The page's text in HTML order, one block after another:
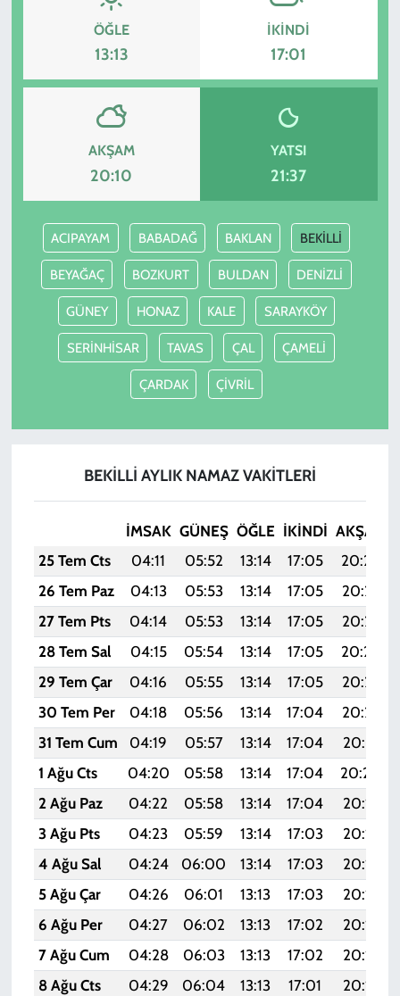
ÖĞLE
13:13
İKINDI
17:01
AKŞAM
20:10
YATSI
21:37
ACIPAYAM BABADAĞ BAKLAN BEKİLLİ
BEYAĞAÇ BOZKURT BULDAN DENİZLİ
GÜNEY HONAZ KALE SARAYKÖY
SERİNHİSAR TAVAS ÇAL ÇAMELİ
ÇARDAK ÇİVRİL
BEKİLLİ AYLIK NAMAZ VAKITLERI
İMSAK GÜNEŞ ÖĞLE İKINDI AKŞAM
25 Tem Cts
04:11 05:52 13:14 17:05 20:26
26 Tem Paz
04:13 05:53 13:14 17:05 20:25
27 Tem Pts
04:14 05:53 13:14 17:05 20:25
28 Tem Sal
04:15 05:54 13:14 17:05 20:24
29 Tem Çar
04:16 05:55 13:14 17:05 20:23
30 Tem Per
04:18 05:56 13:14 17:04 20:22
31 Tem Cum
04:19 05:57 13:14 17:04 20:21
1 Ağu Cts
04:20 05:58 13:14 17:04 20:20
2 Ağu Paz
04:22 05:58 13:14 17:04 20:19
3 Ağu Pts
04:23 05:59 13:14 17:03 20:18
4 Ağu Sal
04:24 06:00 13:14 17:03 20:17
5 Ağu Çar
04:26 06:01 13:13 17:03 20:16
6 Ağu Per
04:27 06:02 13:13 17:02 20:15
7 Ağu Cum
04:28 06:03 13:13 17:02 20:14
8 Ağu Cts
04:29 06:04 13:13 17:01 20:13